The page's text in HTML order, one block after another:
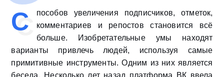
С
пособов увеличения подписчиков, отметок,
комментариев и репостов становится всё
больше. Изобретательные умы находят
варианты привлечь людей, используя самые
примитивные инструменты. Одним из них является